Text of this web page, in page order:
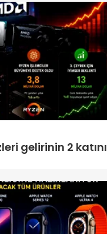
gelirinin 2 katını